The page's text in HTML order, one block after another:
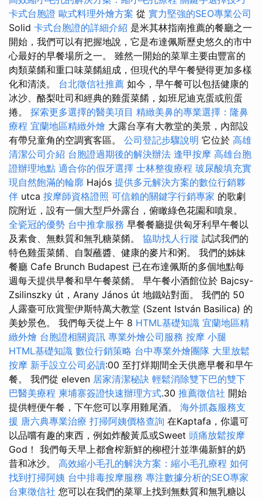
卡式台胞證 歐式料理外燴方案 從 實力堅強的SEO專業公司
Solid 卡式台胞證的詳細介紹 是米其林指南推薦的餐廳之一
開始，我們可以有把握地說，它是布達佩斯歷史悠久的市中
心最好的早餐場所之一。 雖然一開始的菜單主要由豐富的
肉類菜餚和重口味菜餚組成，但現代的早午餐變得更加多樣
化和清淡。 台北徵信社推薦 如今，早午餐可以包括健康的
冰沙、酪梨吐司和經典的雞蛋菜餚，如班尼迪克蛋或煎蛋
捲。 探索更多選擇的醫美項目 精緻美鼻的專業選擇：隆鼻
療程 宜蘭地區精緻外燴 大露台享有大教堂的美景，內部設
有帶兒童角的空調賓客區。 公司登記步驟說明 它位於 高雄
清潔公司介紹 台胞證過期後的解決辦法 逢甲按摩 高雄台胞
證辦理地點 適合你的假牙選擇 士林整復療程 玻尿酸填充實
現自然飽滿的輪廓 Hajós 提供多元解決方案的數位行銷夥
伴 utca 按摩師資格證照 可信賴的關鍵字行銷專家 的歌劇
院附近，設有一個大型戶外露台，俯瞰綠色花園和噴泉。
全瓷冠的優勢 台中推拿服務 早餐餐廳提供匈牙利早午餐以
及素食、無麩質和無乳糖菜餚。 協助找人行蹤 試試我們的
特色雞蛋菜餚、自製蘸醬、健康的麥片和粥。 我們的姊妹
餐廳 Cafe Brunch Budapest 已在布達佩斯的多個地點每
週每天提供早餐和早午餐菜餚。 早午餐小酒館位於 Bajcsy-
Zsilinszky út，Arany János út 地鐵站對面。 我們的 50
人露臺可欣賞聖伊斯特萬大教堂 (Szent István Basilica) 的
美妙景色。 我們每天從上午 8 HTML基礎知識 宜蘭地區精
緻外燴 台胞證相關資訊 專業外燴公司服務 按摩 小腿
HTML基礎知識 數位行銷策略 台中專業外燴團隊 大里放鬆
按摩 新手設立公司必讀:00 至打烊期間全天供應早餐和早午
餐。 我們從 eleven 居家清潔秘訣 輕鬆消除雙下巴的雙下
巴醫美療程 柬埔寨簽證快速辦理方式.30 推薦徵信社 開始
提供輕便午餐，下午您可以享用雞尾酒。 海外抓姦服務支
援 唐六典專業治療 打掃阿姨價格查詢 在Kaptafa，你還可
以品嚐有趣的東西，例如炸酸黃瓜或Sweet 頭痛放鬆按摩
God！ 我們每天早上都會​​榨新鮮的柳橙汁並準備新鮮的奶
昔和冰沙。 高效縮小毛孔的解決方案：縮小毛孔療程 如何
找到打掃阿姨 台中排毒按摩服務 專注數據分析的SEO專家
台東徵信社 您可以在我們的菜單上找到無麩質和無乳糖以